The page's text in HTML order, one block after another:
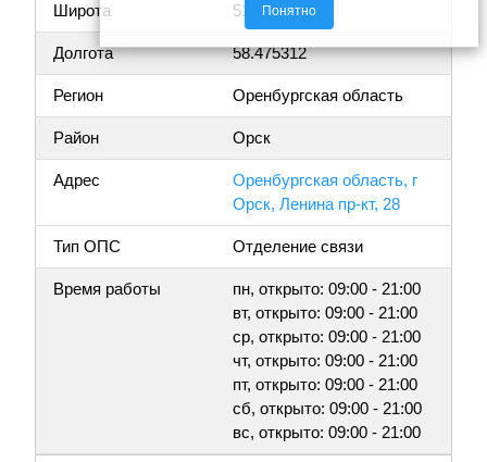
Широта 51.230140
Долгота 58.475312
Регион Оренбургская область
Район Орск
Адрес
Оренбургская область, г
Орск, Ленина пр-кт, 28
Тип ОПС Отделение связи
Время работы
пн, открыто: 09:00 - 21:00
вт, открыто: 09:00 - 21:00
ср, открыто: 09:00 - 21:00
чт, открыто: 09:00 - 21:00
пт, открыто: 09:00 - 21:00
сб, открыто: 09:00 - 21:00
вс, открыто: 09:00 - 21:00
Понятно